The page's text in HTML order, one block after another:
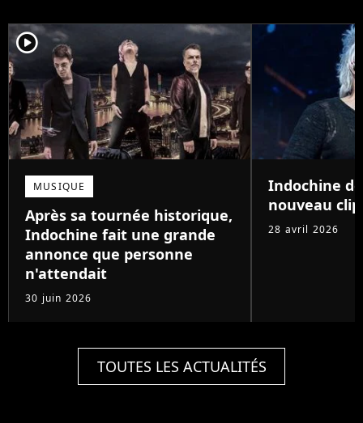
player2
MUSIQUE
Après sa tournée historique,
Indochine fait une grande
annonce que personne
n'attendait
30 juin 2026
Indochine
nouveau clip
28 avril 2026
TOUTES LES ACTUALITÉS